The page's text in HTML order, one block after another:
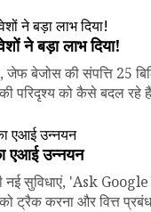
ने बड़ा लाभ दिया!
बेजोस की संपत्ति 25
परिदृश्य को कैसे बदल रहे
एआई उन्नयन
सुविधाएं, 'Ask
ट्रैक करना और वित्त